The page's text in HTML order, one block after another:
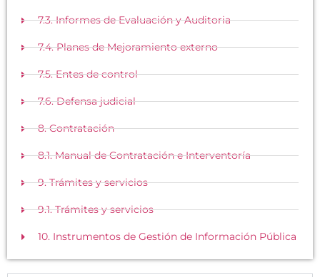
7.3. Informes de Evaluación y Auditoria
7.4. Planes de Mejoramiento externo
7.5. Entes de control
7.6. Defensa judicial
8. Contratación
8.1. Manual de Contratación e Interventoría
9. Trámites y servicios
9.1. Trámites y servicios
10. Instrumentos de Gestión de Información Pública